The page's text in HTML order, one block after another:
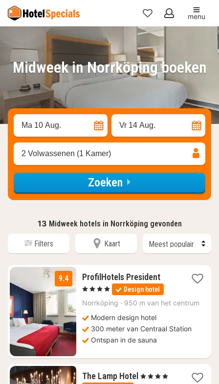
Mijn
favorieten
menu
Midweek in Norrköping boeken
Ma 10 Aug. Vr 14 Aug.
2 Volwassenen (1 Kamer)
Zoeken
13 Midweek hotels in Norrköping gevonden
Filters Kaart
9.4 ProfilHotels President4
nachten
vanaf
€
, 4 Sterren Design hotel
Norrköping · 950 m van het centrum
Modern design hotel
300 meter van Centraal Station
Ontspan in de sauna
The Lamp Hotel 4
, 4 Sterren